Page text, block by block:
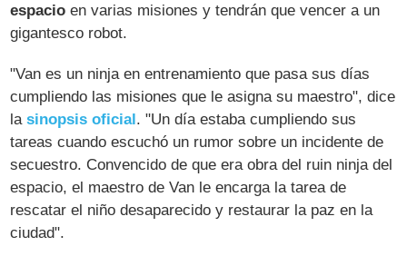
espacio en varias misiones y tendrán que vencer a un
gigantesco robot.
"Van es un ninja en entrenamiento que pasa sus días
cumpliendo las misiones que le asigna su maestro", dice
lasinopsis oficial. "Un día estaba cumpliendo sus
tareas cuando escuchó un rumor sobre un incidente de
secuestro. Convencido de que era obra del ruin ninja del
espacio, el maestro de Van le encarga la tarea de
rescatar el niño desaparecido y restaurar la paz en la
ciudad".